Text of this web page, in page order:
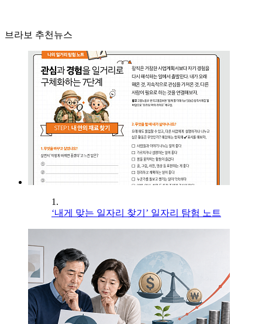
브라보 추천뉴스
1.
‘내게 맞는 일자리 찾기’ 일자리 탐험 노트